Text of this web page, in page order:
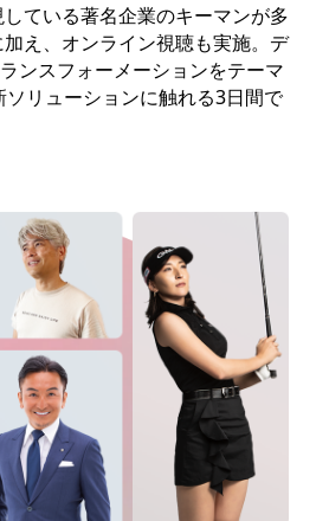
ている著名企業のキーマンが多
え、オンライン視聴も実施。デ
ンスフォーメーションをテーマ
リューションに触れる3日間で